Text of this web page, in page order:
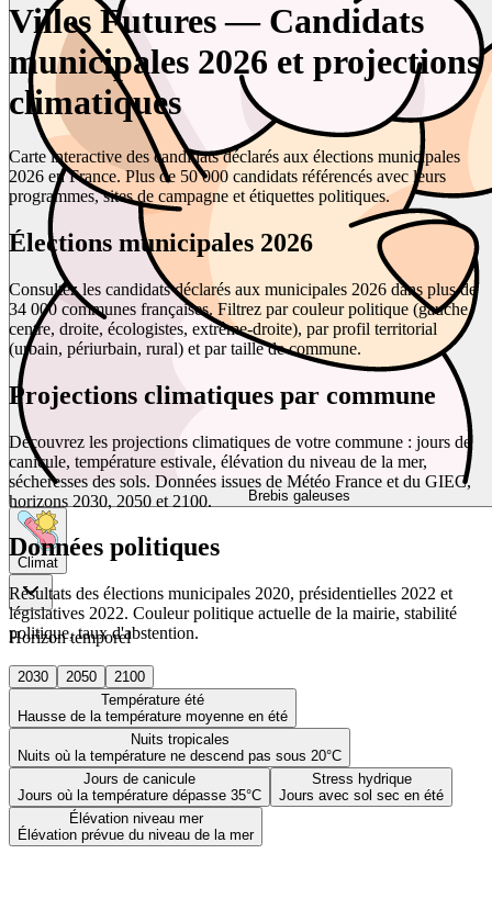
Brebis galeuses
Climat
Horizon temporel
2030 2050
2100
Température été
Hausse de la température moyenne en été
Nuits tropicales
Nuits où la température ne descend pas sous 20°C
Jours de canicule
Jours où la température dépasse 35°C
Stress hydrique
Jours avec sol sec en été
Élévation niveau mer
Élévation prévue du niveau de la mer
Villes Futures — Candidats
municipales 2026 et projections
climatiques
Carte interactive des candidats déclarés aux élections municipales
2026 en France. Plus de 50 000 candidats référencés avec leurs
programmes, sites de campagne et étiquettes politiques.
Élections municipales 2026
Consultez les candidats déclarés aux municipales 2026 dans plus de
34 000 communes françaises. Filtrez par couleur politique (gauche,
centre, droite, écologistes, extrême-droite), par profil territorial
(urbain, périurbain, rural) et par taille de commune.
Projections climatiques par commune
Découvrez les projections climatiques de votre commune : jours de
canicule, température estivale, élévation du niveau de la mer,
sécheresses des sols. Données issues de Météo France et du GIEC,
horizons 2030, 2050 et 2100.
Données politiques
Résultats des élections municipales 2020, présidentielles 2022 et
législatives 2022. Couleur politique actuelle de la mairie, stabilité
politique, taux d'abstention.